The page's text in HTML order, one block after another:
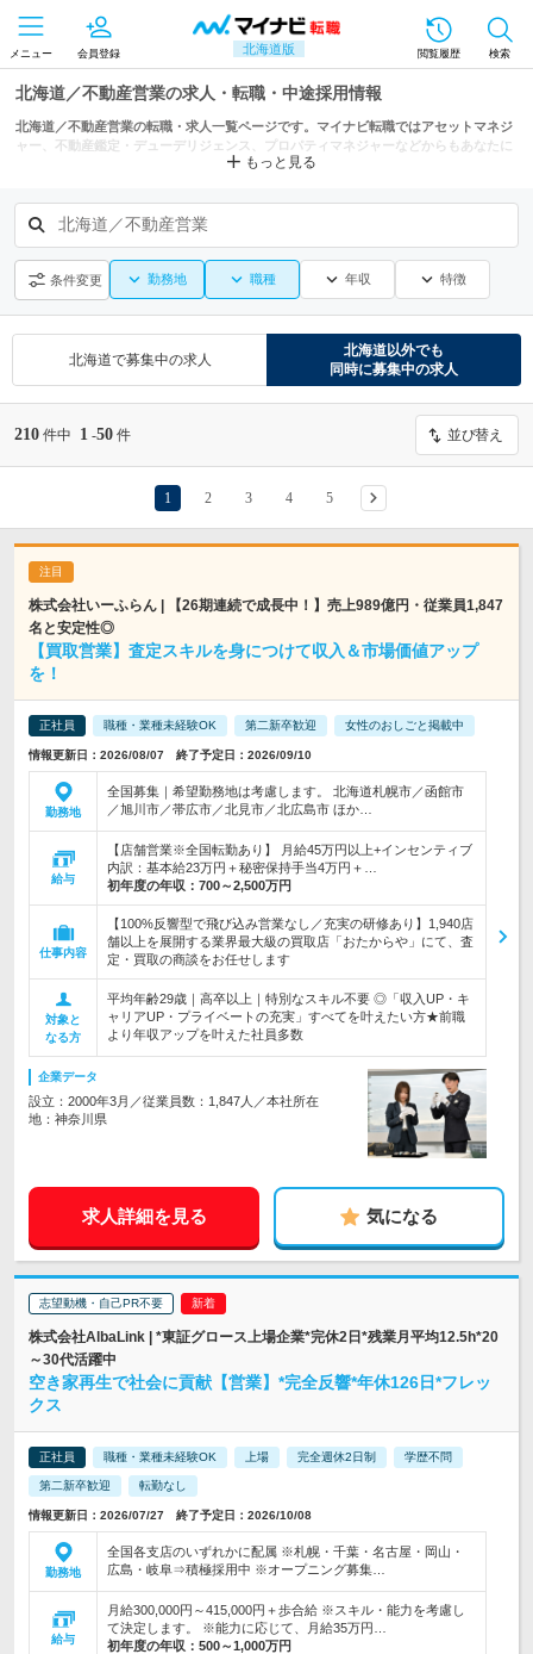
北海道版
メニュー 会員登録 閲覧履歴 検索
北海道／不動産営業の求人・転職・中途採用情報
北海道／不動産営業の転職・求人一覧ページです。マイナビ転職ではアセットマネジ
ャー、不動産鑑定・デューデリジェンス、プロパティマネジャーなどからもあなたに
もっと見る
北海道／不動産営業
条件変更 勤務地 職種 年収 特徴
北海道で募集中の求人
北海道以外でも
同時に募集中の求人
210 件中 1 -50 件 並び替え
1 2 3 4 5
株式会社いーふらん | 【26期連続で成長中！】売上989億円・従業員1,847
名と安定性◎
【買取営業】査定スキルを身につけて収入＆市場価値アップ
を！
正社員 職種・業種未経験OK 第二新卒歓迎 女性のおしごと掲載中
情報更新日：2026/08/07 終了予定日：2026/09/10
勤務地
全国募集｜希望勤務地は考慮します。 北海道札幌市／函館市
／旭川市／帯広市／北見市／北広島市 ほか…
給与
【店舗営業※全国転勤あり】 月給45万円以上+インセンティブ
内訳：基本給23万円＋秘密保持手当4万円＋…
初年度の年収： 700～2,500万円
仕事内容
【100%反響型で飛び込み営業なし／充実の研修あり】1,940店
舗以上を展開する業界最大級の買取店「おたからや」にて、査
定・買取の商談をお任せします
対象と
なる方
平均年齢29歳｜高卒以上｜特別なスキル不要 ◎「収入UP・キ
ャリアUP・プライベートの充実」すべてを叶えたい方★前職
より年収アップを叶えた社員多数
企業データ
設立：2000年3月／従業員数：1,847人／本社所在
地：神奈川県
求人詳細を見る 気になる
志望動機・自己PR不要
株式会社AlbaLink | *東証グロース上場企業*完休2日*残業月平均12.5h*20
～30代活躍中
空き家再生で社会に貢献【営業】*完全反響*年休126日*フレッ
クス
正社員 職種・業種未経験OK 上場 完全週休2日制 学歴不問
第二新卒歓迎 転勤なし
情報更新日：2026/07/27 終了予定日：2026/10/08
勤務地
全国各支店のいずれかに配属 ※札幌・千葉・名古屋・岡山・
広島・岐阜⇒積極採用中 ※オープニング募集…
給与
月給300,000円～415,000円＋歩合給 ※スキル・能力を考慮し
て決定します。 ※能力に応じて、月給35万円…
初年度の年収： 500～1,000万円